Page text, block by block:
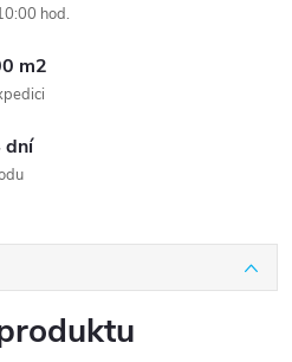
hod.
m2
dní